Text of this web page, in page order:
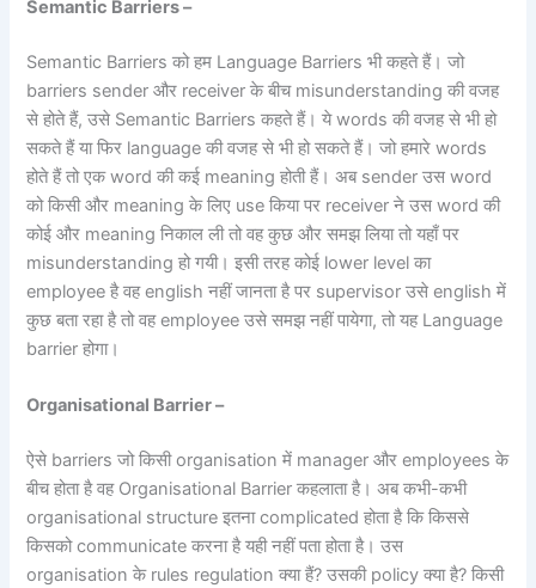
Semantic Barriers –
Semantic Barriers को हम Language Barriers भी कहते हैं। जो
barriers sender और receiver के बीच misunderstanding की वजह
से होते हैं, उसे Semantic Barriers कहते हैं। ये words की वजह से भी हो
सकते हैं या फिर language की वजह से भी हो सकते हैं। जो हमारे words
होते हैं तो एक word की कई meaning होती हैं। अब sender उस word
को किसी और meaning के लिए use किया पर receiver ने उस word की
कोई और meaning निकाल ली तो वह कुछ और समझ लिया तो यहाँ पर
misunderstanding हो गयी। इसी तरह कोई lower level का
employee है वह english नहीं जानता है पर supervisor उसे english में
कुछ बता रहा है तो वह employee उसे समझ नहीं पायेगा, तो यह Language
barrier होगा।
Organisational Barrier –
ऐसे barriers जो किसी organisation में manager और employees के
बीच होता है वह Organisational Barrier कहलाता है। अब कभी-कभी
organisational structure इतना complicated होता है कि किससे
किसको communicate करना है यही नहीं पता होता है। उस
organisation के rules regulation क्या हैं? उसकी policy क्या है? किसी